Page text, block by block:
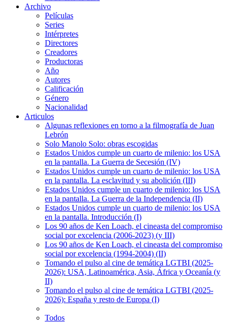
Archivo
Películas
Series
Intérpretes
Directores
Creadores
Productoras
Año
Autores
Calificación
Género
Nacionalidad
Articulos
Algunas reflexiones en torno a la filmografía de Juan
Lebrón
Solo Manolo Solo: obras escogidas
Estados Unidos cumple un cuarto de milenio: los USA
en la pantalla. La Guerra de Secesión (IV)
Estados Unidos cumple un cuarto de milenio: los USA
en la pantalla. La esclavitud y su abolición (III)
Estados Unidos cumple un cuarto de milenio: los USA
en la pantalla. La Guerra de la Independencia (II)
Estados Unidos cumple un cuarto de milenio: los USA
en la pantalla. Introducción (I)
Los 90 años de Ken Loach, el cineasta del compromiso
social por excelencia (2006-2023) (y III)
Los 90 años de Ken Loach, el cineasta del compromiso
social por excelencia (1994-2004) (II)
Tomando el pulso al cine de temática LGTBI (2025-
2026): USA, Latinoamérica, Asia, África y Oceanía (y
II)
Tomando el pulso al cine de temática LGTBI (2025-
2026): España y resto de Europa (I)
Todos